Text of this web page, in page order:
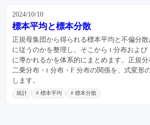
2024/10/10
標本平均と標本分散
正規母集団から得られる標本平均と不偏分
に従うのかを整理し、そこから t 分布および
に導かれるかを体系的にまとめます。正規
二乗分布・t 分布・F 分布の関係を、式変形
します。
統計 # 標本平均 # 標本分散